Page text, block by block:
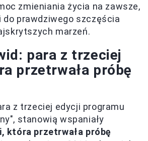
zmieniania życia na zawsze,
prawdziwego szczęścia
marzeń.
para z trzeciej
przetrwała próbę
z trzeciej edycji programu
stanowią wspaniały
która przetrwała próbę